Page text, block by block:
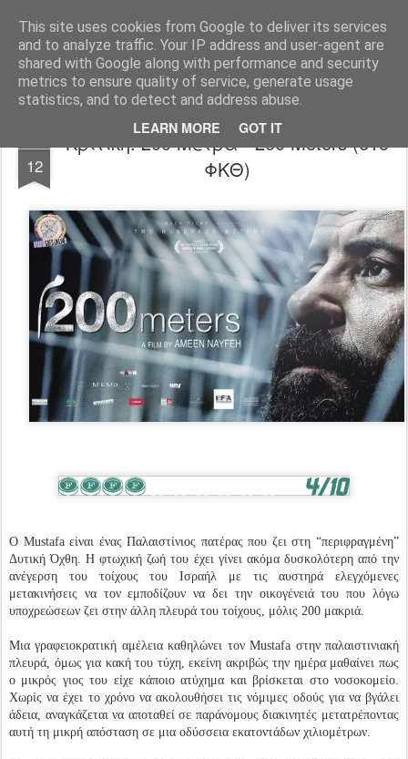
This site uses cookies from Google to deliver its services
and to analyze traffic. Your IP address and user-agent are
shared with Google along with performance and security
metrics to ensure quality of service, generate usage
statistics, and to detect and address abuse.
LEARN MORE GOT IT
FilmBoy
12
Κριτική: 200 Μέτρα - 200 Meters (61ο
ΦΚΘ)
Ο Mustafa είναι ένας Παλαιστίνιος πατέρας που ζει στη “περιφραγμένη”
Δυτική Όχθη. Η φτωχική ζωή του έχει γίνει ακόμα δυσκολότερη από την
ανέγερση του τοίχους του Ισραήλ με τις αυστηρά ελεγχόμενες
μετακινήσεις να τον εμποδίζουν να δει την οικογένειά του που λόγω
υποχρεώσεων ζει στην άλλη πλευρά του τοίχους, μόλις 200 μακριά.
Μια γραφειοκρατική αμέλεια καθηλώνει τον Mustafa στην παλαιστινιακή
πλευρά, όμως για κακή του τύχη, εκείνη ακριβώς την ημέρα μαθαίνει πως
ο μικρός γιος του είχε κάποιο ατύχημα και βρίσκεται στο νοσοκομείο.
Χωρίς να έχει το χρόνο να ακολουθήσει τις νόμιμες οδούς για να βγάλει
άδεια, αναγκάζεται να αποταθεί σε παράνομους διακινητές μετατρέποντας
αυτή τη μικρή απόσταση σε μια οδύσσεια εκατοντάδων χιλιομέτρων.